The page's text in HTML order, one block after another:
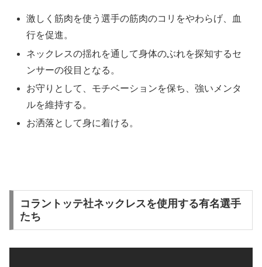
激しく筋肉を使う選手の筋肉のコリをやわらげ、血
行を促進。
ネックレスの揺れを通して身体のぶれを探知するセ
ンサーの役目となる。
お守りとして、モチベーションを保ち、強いメンタ
ルを維持する。
お洒落として身に着ける。
コラントッテ社ネックレスを使用する有名選手
たち